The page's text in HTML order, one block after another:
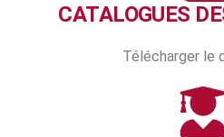
CATALOGUES
Télécharger le